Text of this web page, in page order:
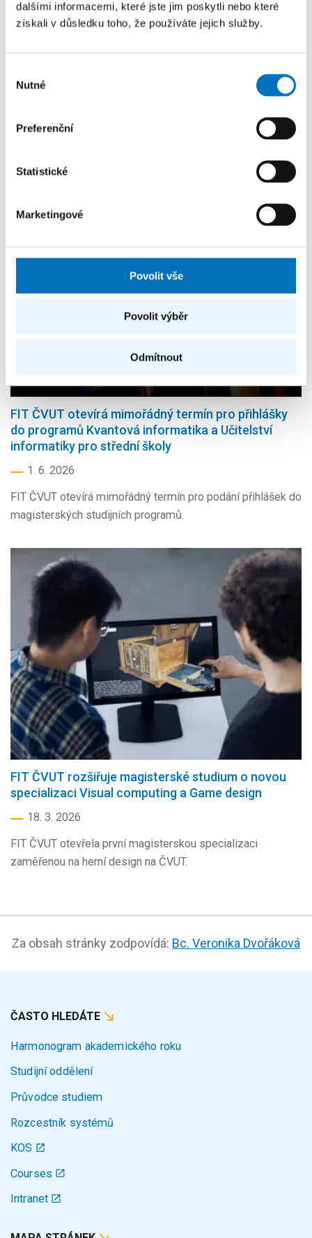
dalšími informacemi, které jste jim poskytli nebo které
získali v důsledku toho, že používáte jejich služby.
souhlasu
Nutné
Preferenční
Statistické
Marketingové
Povolit vše
Povolit výběr
Odmítnout
Fakulta s nimi navazuje spolupráci
FIT ČVUT uzavřela memorandum o spolupráci se
FIT ČVUT otevírá mimořádný termín pro přihlášky
do programů Kvantová informatika a Učitelství
informatiky pro střední školy
1. 6. 2026
FIT ČVUT otevírá mimořádný termín pro podání přihlášek do
magisterských studijních programů.
FIT ČVUT rozšiřuje magisterské studium o novou
specializaci Visual computing a Game design
18. 3. 2026
FIT ČVUT otevřela první magisterskou specializaci
zaměřenou na herní design na ČVUT.
Za obsah stránky zodpovídá: Bc. Veronika Dvořáková
ČASTO HLEDÁTE
Harmonogram akademického roku
Studijní oddělení
Průvodce studiem
Rozcestník systémů
KOS
Courses
Intranet